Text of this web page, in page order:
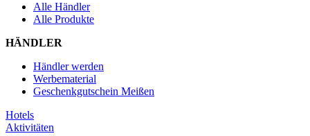
Alle Händler
Alle Produkte
HÄNDLER
Händler werden
Werbematerial
Geschenkgutschein Meißen
Hotels
Aktivitäten